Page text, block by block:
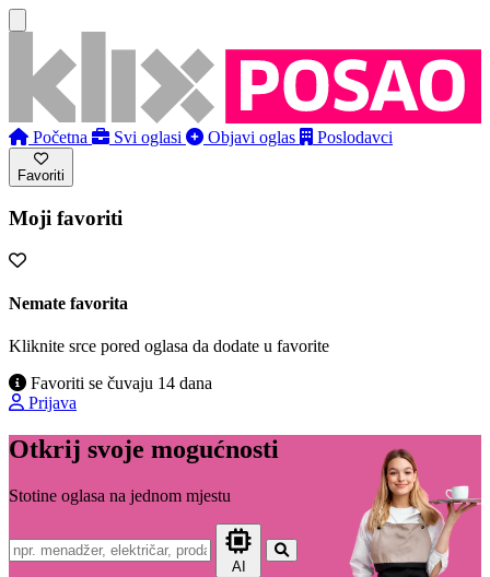
Početna Svi oglasi Objavi oglas Poslodavci
Favoriti
Moji favoriti
Nemate favorita
Kliknite srce pored oglasa da dodate u favorite
Favoriti se čuvaju 14 dana
Prijava
Otkrij svoje mogućnosti
Stotine oglasa na jednom mjestu
AI